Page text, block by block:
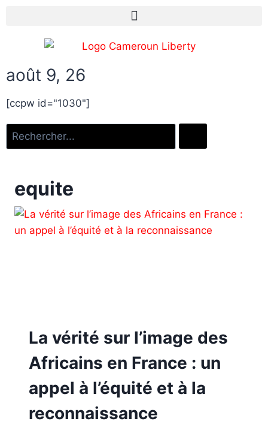
août 9, 26
[ccpw id="1030"]
equite
La vérité sur l’image des
Africains en France : un
appel à l’équité et à la
reconnaissance